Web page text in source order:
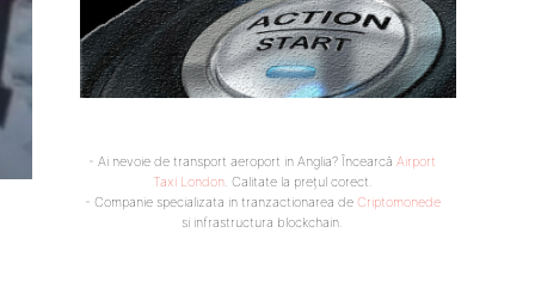
- Ai nevoie de transport aeroport in Anglia? Încearcă Airport
Taxi London. Calitate la prețul corect.
- Companie specializata in tranzactionarea de Criptomonede
si infrastructura blockchain.